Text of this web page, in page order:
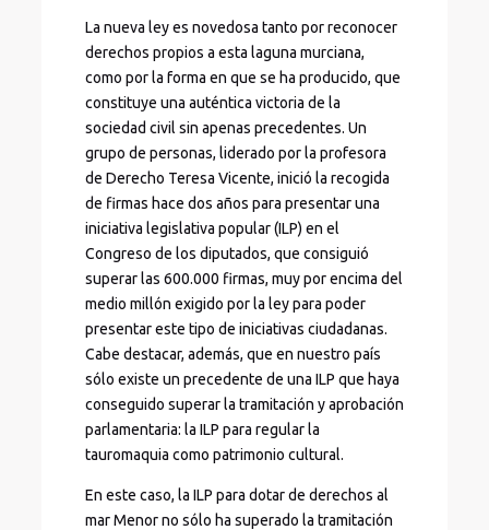
La nueva ley es novedosa tanto por reconocer
derechos propios a esta laguna murciana,
como por la forma en que se ha producido, que
constituye una auténtica victoria de la
sociedad civil sin apenas precedentes. Un
grupo de personas, liderado por la profesora
de Derecho Teresa Vicente, inició la recogida
de firmas hace dos años para presentar una
iniciativa legislativa popular (ILP) en el
Congreso de los diputados, que consiguió
superar las 600.000 firmas, muy por encima del
medio millón exigido por la ley para poder
presentar este tipo de iniciativas ciudadanas.
Cabe destacar, además, que en nuestro país
sólo existe un precedente de una ILP que haya
conseguido superar la tramitación y aprobación
parlamentaria: la ILP para regular la
tauromaquia como patrimonio cultural.
En este caso, la ILP para dotar de derechos al
mar Menor no sólo ha superado la tramitación